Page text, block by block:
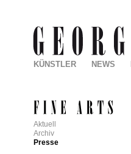
KÜNSTLER NEWS
Aktuell
Archiv
Presse